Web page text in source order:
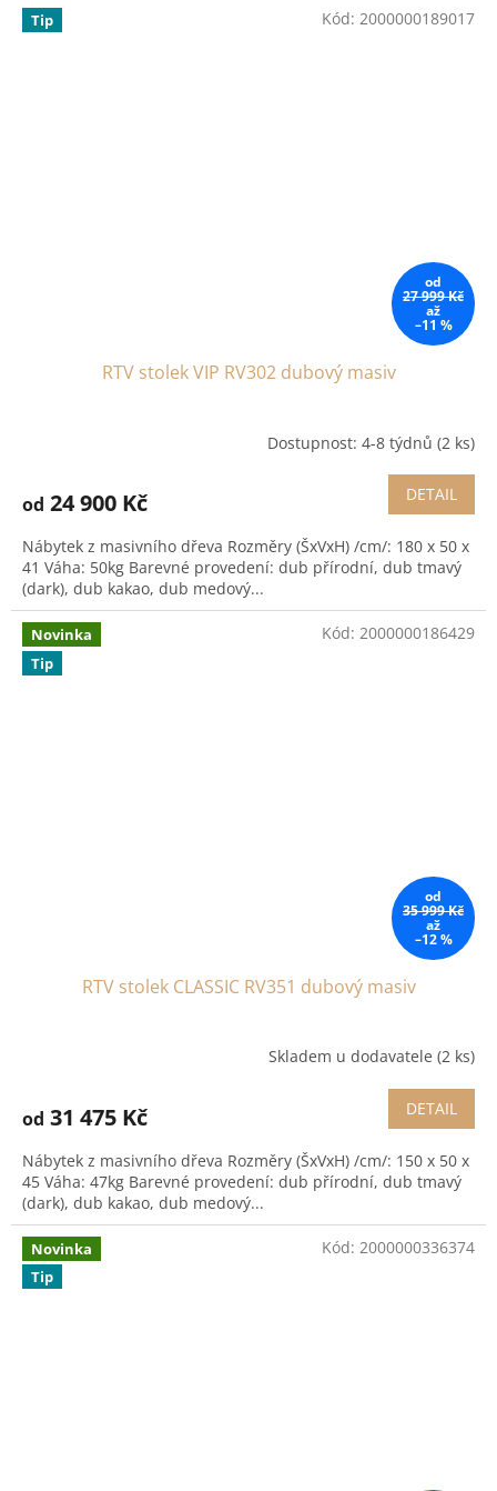
Tip
od
27 999 Kč
až
–11 %
RTV stolek VIP RV302 dubový masiv
Dostupnost: 4-8 týdnů (2 ks)
od 24 900 Kč DETAIL
Nábytek z masivního dřeva Rozměry (ŠxVxH) /cm/: 180 x 50 x
41 Váha: 50kg Barevné provedení: dub přírodní, dub tmavý
(dark), dub kakao, dub medový...
Kód: 2000000189017
Novinka
Tip
od
35 999 Kč
až
–12 %
RTV stolek CLASSIC RV351 dubový masiv
Skladem u dodavatele (2 ks)
od 31 475 Kč DETAIL
Nábytek z masivního dřeva Rozměry (ŠxVxH) /cm/: 150 x 50 x
45 Váha: 47kg Barevné provedení: dub přírodní, dub tmavý
(dark), dub kakao, dub medový...
Kód: 2000000186429
Novinka
Tip
Kód: 2000000336374